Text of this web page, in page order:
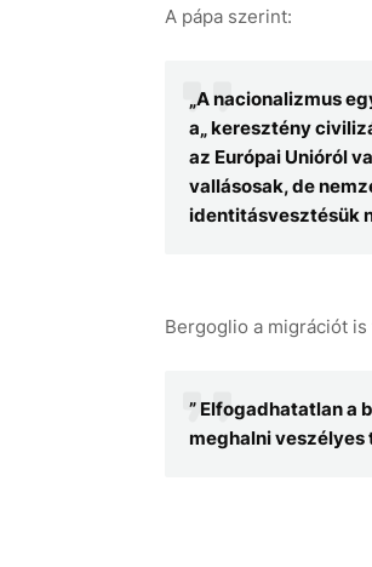
A pápa szerint:
„A nacionalizmus
a„ keresztény
az Európai Unióról
vallásosak, de
identitásvesztésük
Bergoglio a migrációt is
” Elfogadhatatlan a
meghalni veszélyes